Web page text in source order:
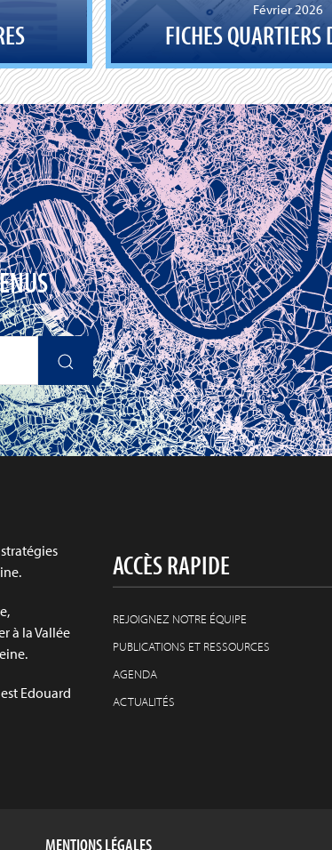
Février 2026
FICHES QUARTIERS
à la Vallée
Edouard
ACCÈS RAPIDE
REJOIGNEZ NOTRE ÉQUIPE
PUBLICATIONS ET RESSOURCES
AGENDA
ACTUALITÉS
MENTIONS LÉGALES